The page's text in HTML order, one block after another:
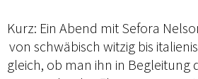
Kurz: Ein Abend mit Sefora
von schwäbisch witzig bis
gleich, ob man ihn in Begleitung